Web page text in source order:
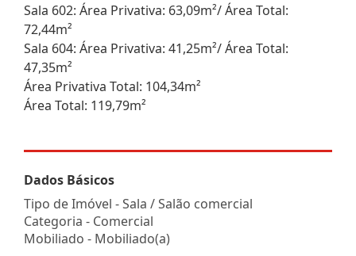
Sala 602: Área Privativa: 63,09m²/ Área Total:
72,44m²
Sala 604: Área Privativa: 41,25m²/ Área Total:
47,35m²
Área Privativa Total: 104,34m²
Área Total: 119,79m²
Dados Básicos
Tipo de Imóvel - Sala / Salão comercial
Categoria - Comercial
Mobiliado - Mobiliado(a)